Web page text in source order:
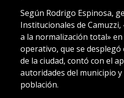
Según Rodrigo Espinosa,
Institucionales de
a la normalización total» en
operativo, que se
de la ciudad, contó con el
autoridades del municipio
población.